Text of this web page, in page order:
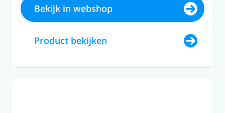
Bekijk in webshop
Product bekijken